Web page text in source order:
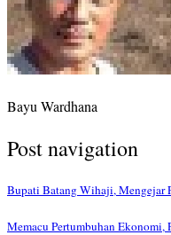
Bayu Wardhana
Post navigation
Bupati Batang Wihaji, Mengejar
Memacu Pertumbuhan Ekonomi,